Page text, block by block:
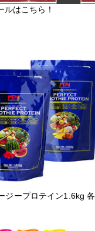
ルはこちら！
ジープロテイン1.6kg 各